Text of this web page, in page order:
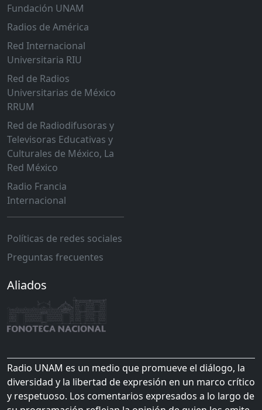
Fundación UNAM
Radios de América
Red Internacional
Universitaria RIU
Red de Radios
Universitarias de México
RRUM
Red de Radiodifusoras y
Televisoras Educativas y
Culturales de México, La
Red México
Radio Francia
Internacional
Políticas de redes sociales
Preguntas frecuentes
Aliados
Radio UNAM es un medio que promueve el diálogo, la
diversidad y la libertad de expresión en un marco crítico
y respetuoso. Los comentarios expresados a lo largo de